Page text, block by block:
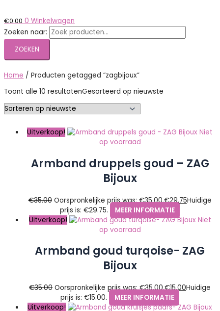
€0.00 0 Winkelwagen
Zoeken naar:
ZOEKEN
Home / Producten getagged “zagbijoux”
Toont alle 10 resultatenGesorteerd op nieuwste
Uitverkoop!
Niet
op voorraad
Armband druppels goud – ZAG
Bijoux
€35.00 Oorspronkelijke prijs was: €35.00.€29.75Huidige
prijs is: €29.75.
MEER INFORMATIE
Uitverkoop!
Niet
op voorraad
Armband goud turqoise- ZAG
Bijoux
€35.00 Oorspronkelijke prijs was: €35.00.€15.00Huidige
prijs is: €15.00.
MEER INFORMATIE
Uitverkoop!